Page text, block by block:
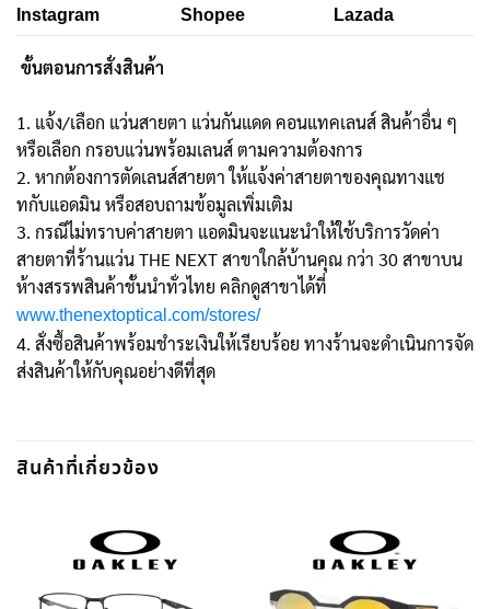
Instagram
Shopee Lazada
ขั้นตอนการสั่งสินค้า
1. แจ้ง/เลือก แว่นสายตา แว่นกันแดด คอนแทคเลนส์ สินค้าอื่น ๆ
หรือเลือก กรอบแว่นพร้อมเลนส์ ตามความต้องการ
2. หากต้องการตัดเลนส์สายตา ให้แจ้งค่าสายตาของคุณทางแช
ทกับแอดมิน หรือสอบถามข้อมูลเพิ่มเติม
3. กรณีไม่ทราบค่าสายตา แอดมินจะแนะนำให้ใช้บริการวัดค่า
สายตาที่ร้านแว่น THE NEXT สาขาใกล้บ้านคุณ กว่า 30 สาขาบน
ห้างสรรพสินค้าชั้นนำทั่วไทย คลิกดูสาขาได้ที่
www.thenextoptical.com/stores/
4. สั่งซื้อสินค้าพร้อมชำระเงินให้เรียบร้อย ทางร้านจะดำเนินการจัด
ส่งสินค้าให้กับคุณอย่างดีที่สุด
สินค้าที่เกี่ยวข้อง